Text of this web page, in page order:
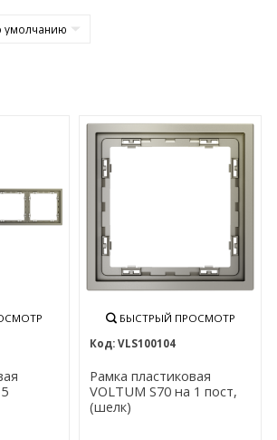
БЫСТРЫЙ ПРОСМОТР
VLS100104
Рамка пластиковая
VOLTUM S70 на 1 пост,
(шелк)